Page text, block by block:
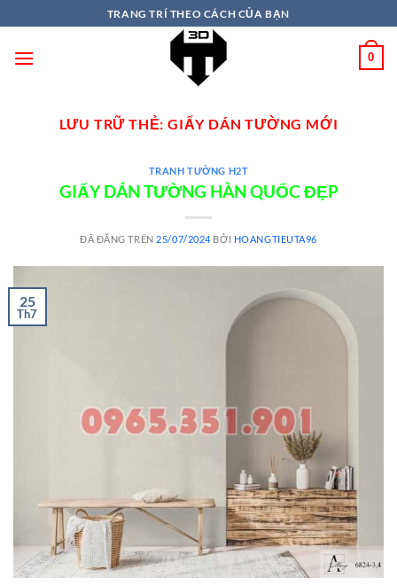
TRANG TRÍ THEO CÁCH CỦA BẠN
0
LƯU TRỮ THẺ: GIẤY DÁN TƯỜNG MỚI
TRANH TƯỜNG H2T
GIẤY DÁN TƯỜNG HÀN QUỐC ĐẸP
ĐÃ ĐĂNG TRÊN 25/07/2024 BỞI HOANGTIEUTA96
25
Th7